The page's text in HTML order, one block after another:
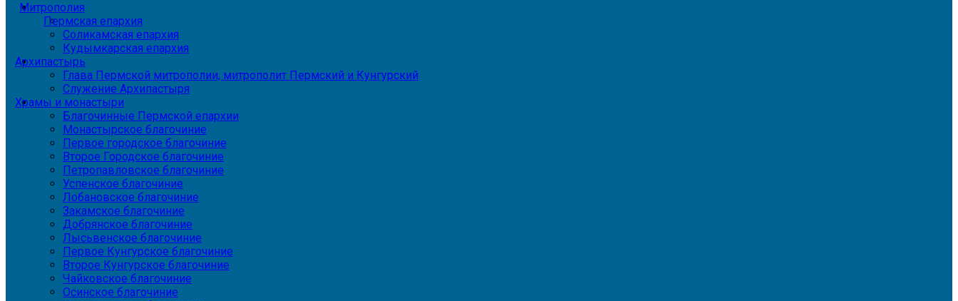
Митрополия
Пермская епархия
Соликамская епархия
Кудымкарская епархия
Архипастырь
Глава Пермской митрополии, митрополит Пермский и Кунгурский
Служение Архипастыря
Храмы и монастыри
Благочинные Пермской епархии
Монастырское благочиние
Первое городское благочиние
Второе Городское благочиние
Петропавловское благочиние
Успенское благочиние
Лобановское благочиние
Закамское благочиние
Добрянское благочиние
Лысьвенское благочиние
Первое Кунгурское благочиние
Второе Кунгурское благочиние
Чайковское благочиние
Осинское благочиние